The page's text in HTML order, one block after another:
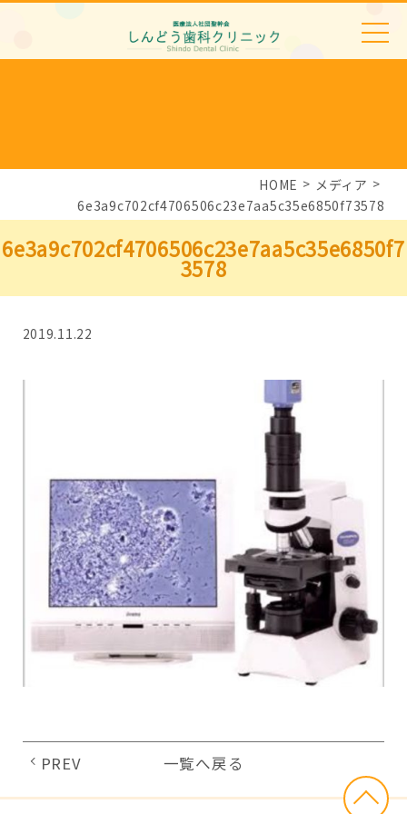
HOME
メディア
6e3a9c702cf4706506c23e7aa5c35e6850f73578
6e3a9c702cf4706506c23e7aa5c35e6850f7
3578
2019.11.22
PREV 一覧へ戻る